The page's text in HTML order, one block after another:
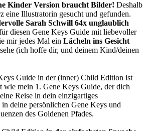
Kinder Version braucht Bilder! Deshalb
eine Illustratorin gesucht und gefunden.
Sarah Schwill 64x unglaublich
diesen Gene Keys Guide mit liebevoller
mir jedes Mal ein Lächeln ins Gesicht
(ich hoffe dir, und deinem Kind/deinen
Guide in der (inner) Child Edition ist
wie mein 1. Gene Keys Guide, der dich
Reise in dein einzigartiges
deine persönlichen Gene Keys und
des Goldenen Pfades.